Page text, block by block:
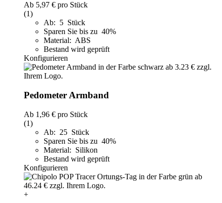
Ab 5,97 € pro Stück
(1)
Ab: 5 Stück
Sparen Sie bis zu 40%
Material: ABS
Bestand wird geprüft
Konfigurieren
Pedometer Armband
Ab 1,96 € pro Stück
(1)
Ab: 25 Stück
Sparen Sie bis zu 40%
Material: Silikon
Bestand wird geprüft
Konfigurieren
+